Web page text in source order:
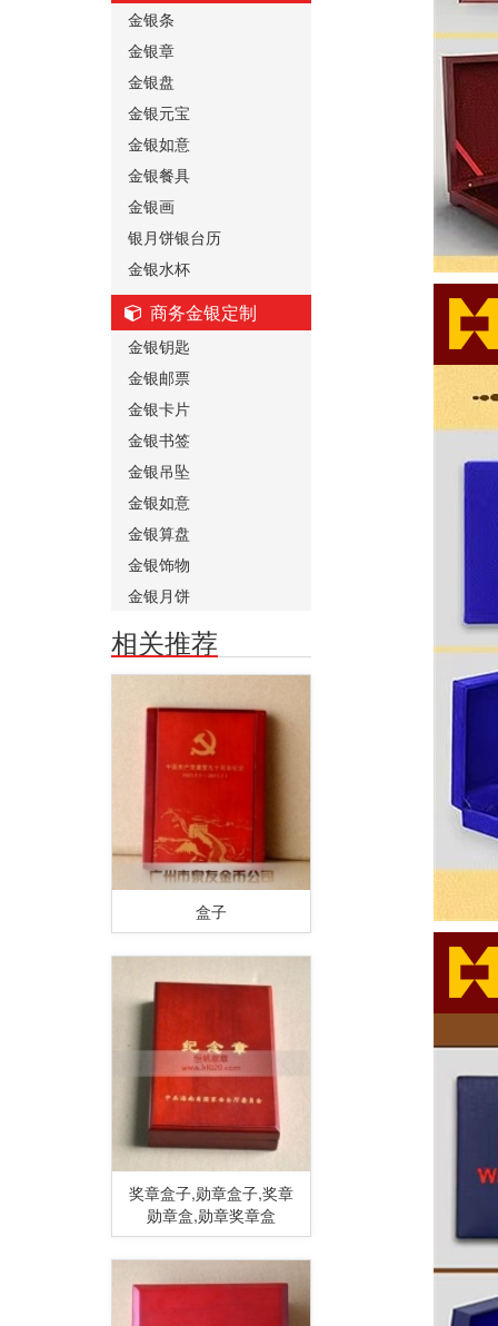
金银条
金银章
金银盘
金银元宝
金银如意
金银餐具
金银画
银月饼银台历
金银水杯
商务金银定制
金银钥匙
金银邮票
金银卡片
金银书签
金银吊坠
金银如意
金银算盘
金银饰物
金银月饼
相关推荐
盒子
奖章盒子,勋章盒子,奖章
勋章盒,勋章奖章盒